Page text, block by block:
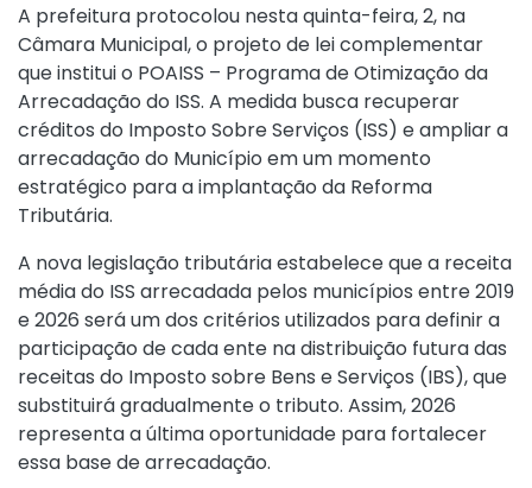
A prefeitura protocolou nesta quinta-feira, 2, na
Câmara Municipal, o projeto de lei complementar
que institui o POAISS – Programa de Otimização da
Arrecadação do ISS. A medida busca recuperar
créditos do Imposto Sobre Serviços (ISS) e ampliar a
arrecadação do Município em um momento
estratégico para a implantação da Reforma
Tributária.
A nova legislação tributária estabelece que a receita
média do ISS arrecadada pelos municípios entre 2019
e 2026 será um dos critérios utilizados para definir a
participação de cada ente na distribuição futura das
receitas do Imposto sobre Bens e Serviços (IBS), que
substituirá gradualmente o tributo. Assim, 2026
representa a última oportunidade para fortalecer
essa base de arrecadação.